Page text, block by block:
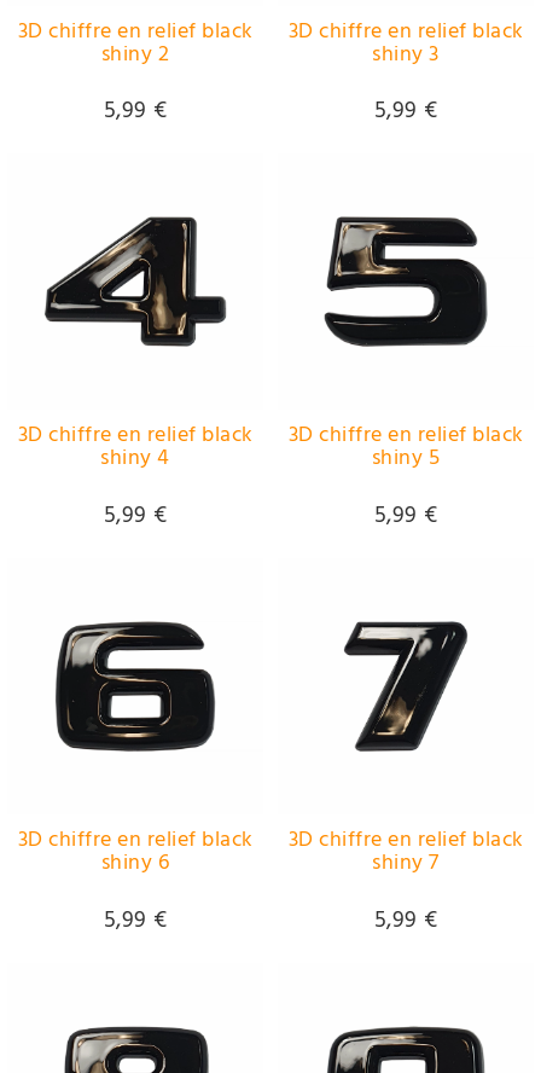
3D chiffre en relief black
shiny 2
5,99 €
3D chiffre en relief black
shiny 3
5,99 €
3D chiffre en relief black
shiny 4
5,99 €
3D chiffre en relief black
shiny 5
5,99 €
3D chiffre en relief black
shiny 6
5,99 €
3D chiffre en relief black
shiny 7
5,99 €